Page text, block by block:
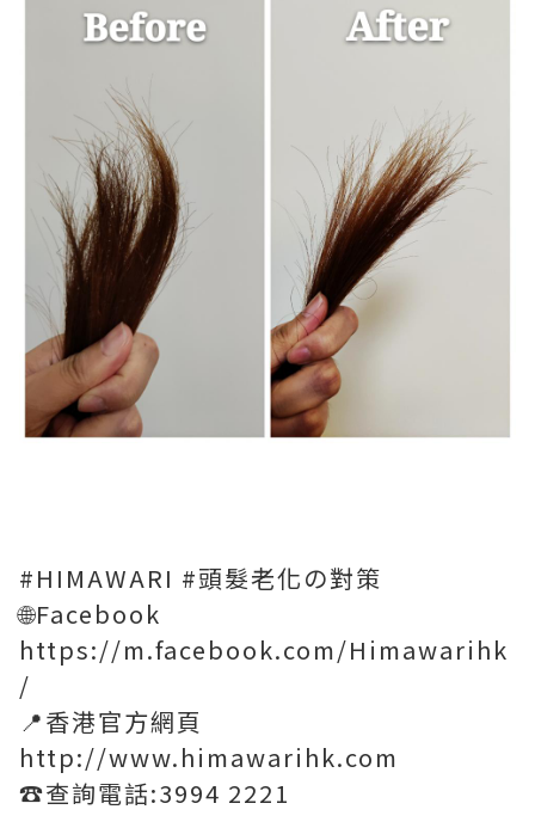
#HIMAWARI #頭髮老化の對策
🌐Facebook
https://m.facebook.com/Himawarihk
/
📍香港官方網頁
http://www.himawarihk.com
☎️查詢電話:3994 2221